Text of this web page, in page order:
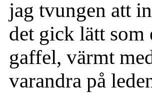
jag tvungen att
det gick lätt som
gaffel, värmt
varandra på